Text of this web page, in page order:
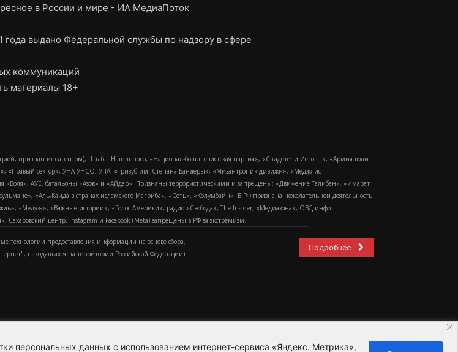
персональных данных с использованием интернет-сервиса «Яндекс. Метрика»,
в России и мире - ИА МедиаПоток
выдано Федеральной службы по надзору в сфере
коммуникаций
материалы 18+
признан иноагентом), Штабы Навального, «Национал-большевистская партия», «Свидетели Иеговы», «Армия воли
«Правый сектор», УНА-УНСО, УПА, «Тризуб им. Степана Бандеры», «Мизантропик дивижн», «Меджлис
«Воля», АУЕ, батальоны «Азов» и «Айдар». Признаны террористическими и запрещены: «Движение Талибан», «Имарат
«Аль-Каида в странах исламского Магриба», «Сеть», «Колумбайн». В РФ признана нежелательной деятельность
«Медуза», «Важные истории», «Голос Америки», радио «Свобода», The Insider, «Медиазона», ОВД-инфо.
центр. Instagram и Facebook (Metа) запрещены в РФ за экстремизм.
предоставления информации на основе сбора,
находящихся на территории Российской Федерации)".
Подробнее